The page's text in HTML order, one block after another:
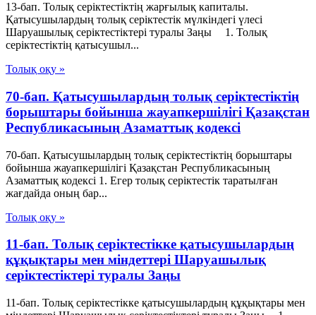
13-бап. Толық серiктестiктiң жарғылық капиталы.
Қатысушылардың толық серiктестiк мүлкiндегi үлесi
Шаруашылық серіктестіктері туралы Заңы 1. Толық
серiктестiктiң қатысушыл...
Толық оқу »
70-бап. Қатысушылардың толық серiктестiктiң
борыштары бойынша жауапкершiлiгi Қазақстан
Республикасының Азаматтық кодексi
70-бап. Қатысушылардың толық серiктестiктiң борыштары
бойынша жауапкершiлiгi Қазақстан Республикасының
Азаматтық кодексi 1. Егер толық серiктестiк таратылған
жағдайда оның бар...
Толық оқу »
11-бап. Толық серiктестiкке қатысушылардың
құқықтары мен мiндеттерi Шаруашылық
серіктестіктері туралы Заңы
11-бап. Толық серiктестiкке қатысушылардың құқықтары мен